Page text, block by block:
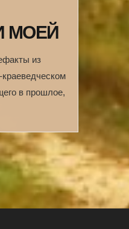
МОЕЙ
из
в прошлое,